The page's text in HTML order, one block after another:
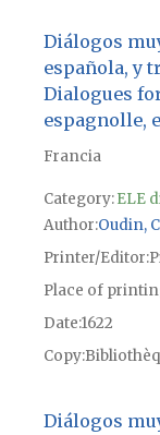
Diálogos
española, y
Dialogues
espagnolle,
Francia
Category:ELE
Author Oudin,
Printer/Editor
Place of
Date1622
Copy
Diálogos